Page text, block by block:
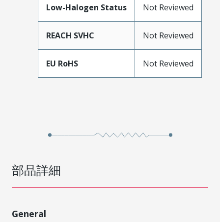
Low-Halogen Status Not Reviewed
REACH SVHC Not Reviewed
EU RoHS Not Reviewed
部品詳細
General